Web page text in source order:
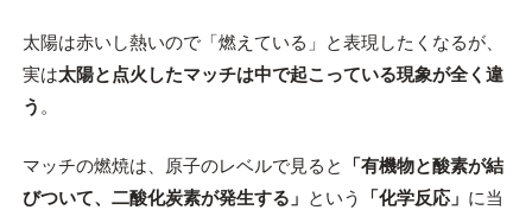
太陽は赤いし熱いので「燃えている」と表現したくなるが、
実は太陽と点火したマッチは中で起こっている現象が全く違
う 。
マッチの燃焼は、原子のレベルで見ると
「有機物と酸素が結
びついて、二酸化炭素が発生する」 という 「化学反応」 に当